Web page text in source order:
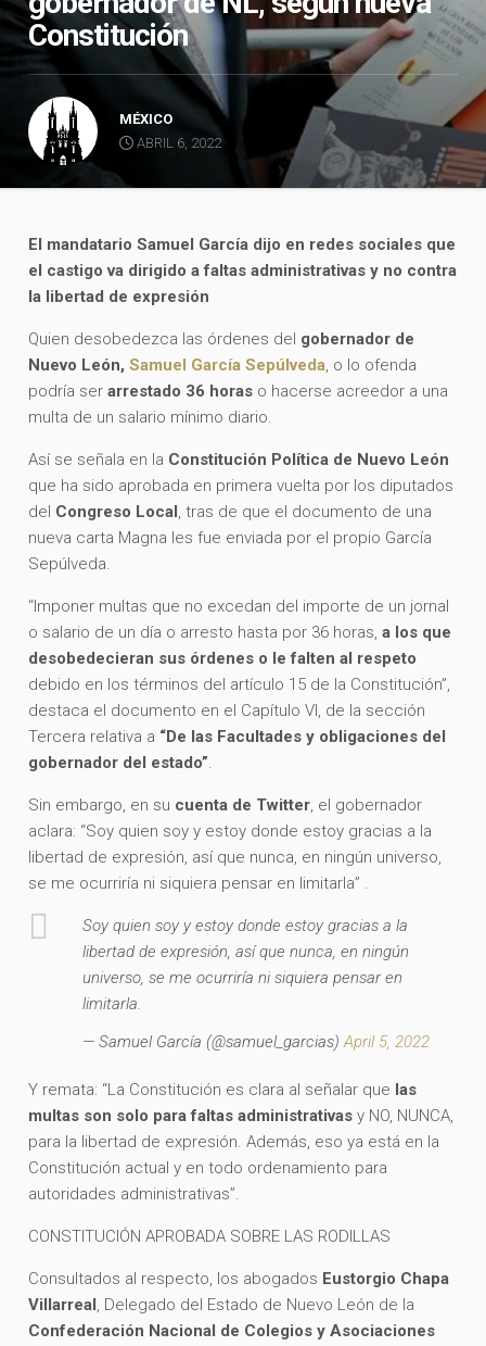
Constitución
MÉXICO
ABRIL 6, 2022
El mandatario Samuel García dijo en redes sociales que
el castigo va dirigido a faltas administrativas y no contra
la libertad de expresión
Quien desobedezca las órdenes del gobernador de
Nuevo León,Samuel García Sepúlveda, o lo ofenda
podría serarrestado 36 horas o hacerse acreedor a una
multa de un salario mínimo diario.
Así se señala en la Constitución Política de Nuevo León
que ha sido aprobada en primera vuelta por los diputados
del Congreso Local, tras de que el documento de una
nueva carta Magna les fue enviada por el propio García
Sepúlveda.
“Imponer multas que no excedan del importe de un jornal
o salario de un día o arresto hasta por 36 horas,a los que
desobedecieran sus órdenes o le falten al respeto
debido en los términos del artículo 15 de la Constitución”,
destaca el documento en el Capítulo VI, de la sección
Tercera relativa a “De las Facultades y obligaciones del
gobernador del estado”.
Sin embargo, en su cuenta de Twitter, el gobernador
aclara: “Soy quien soy y estoy donde estoy gracias a la
libertad de expresión, así que nunca, en ningún universo,
se me ocurriría ni siquiera pensar en limitarla” .
Soy quien soy y estoy donde estoy gracias a la
libertad de expresión, así que nunca, en ningún
universo, se me ocurriría ni siquiera pensar en
limitarla.
— Samuel García (@samuel_garcias)April 5, 2022
Y remata: “La Constitución es clara al señalar que las
multas son solo para faltas administrativas y NO, NUNCA,
para la libertad de expresión. Además, eso ya está en la
Constitución actual y en todo ordenamiento para
autoridades administrativas”.
CONSTITUCIÓN APROBADA SOBRE LAS RODILLAS
Consultados al respecto, los abogados Eustorgio Chapa
Villarreal, Delegado del Estado de Nuevo León de la
Confederación Nacional de Colegios y Asociaciones